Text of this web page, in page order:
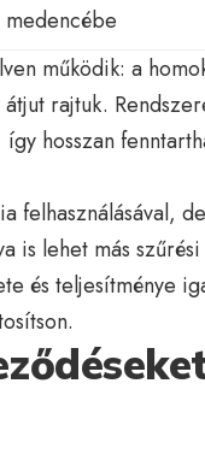
működik: a
rajtuk.
hosszan
felhasználásával,
lehet más
és teljesítménye